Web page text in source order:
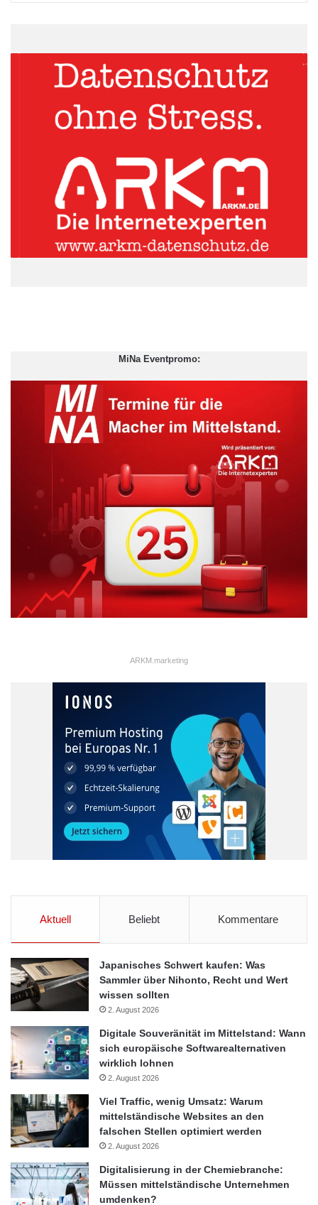
über die neue Mitgliedschaft bei der GPRA.
Berlin Faktenkontor GmbH GPRA
Kommunikationsagenturen PR-Agenturen
MiNa Eventpromo:
ARKM.marketing
Aktuell Beliebt Kommentare
Japanisches Schwert kaufen: Was
Sammler über Nihonto, Recht und Wert
wissen sollten
2. August 2026
Digitale Souveränität im Mittelstand: Wann
sich europäische Softwarealternativen
wirklich lohnen
2. August 2026
Viel Traffic, wenig Umsatz: Warum
mittelständische Websites an den
falschen Stellen optimiert werden
2. August 2026
Digitalisierung in der Chemiebranche:
Müssen mittelständische Unternehmen
umdenken?